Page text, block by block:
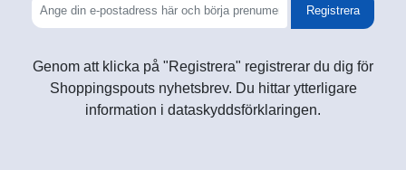
Registrera
Genom att klicka på "Registrera" registrerar du dig för
Shoppingspouts nyhetsbrev. Du hittar ytterligare
information i dataskyddsförklaringen.